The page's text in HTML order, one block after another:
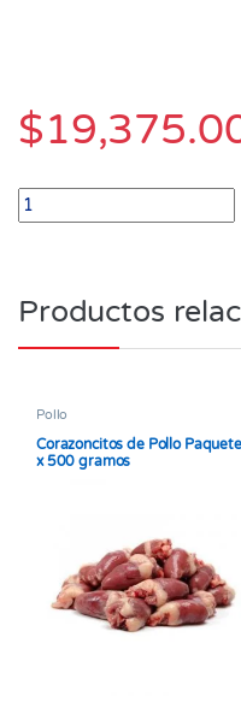
$
Goulash de Pechuga de
Productos
Pollo
Corazoncitos de Pollo Paquete
x 500 gramos